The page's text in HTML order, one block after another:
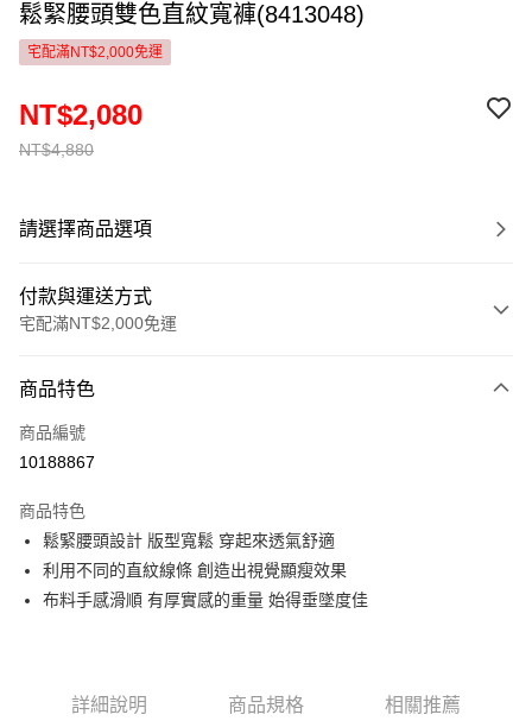
鬆緊腰頭雙色直紋寬褲(8413048)
宅配滿NT$2,000免運
NT$4,880
NT$2,080
請選擇商品選項
付款與運送方式
宅配滿NT$2,000免運
信用卡一次付款
運送方式
宅配
每筆NT$90，滿NT$2,000(含以上)免運費
商品特色
商品編號
10188867
商品特色
鬆緊腰頭設計 版型寬鬆 穿起來透氣舒適
利用不同的直紋線條 創造出視覺顯瘦效果
布料手感滑順 有厚實感的重量 始得垂墜度佳
詳細說明 商品規格 相關推薦